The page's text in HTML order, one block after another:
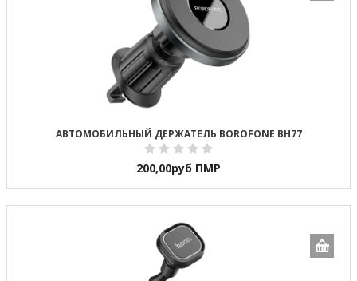
АВТОМОБИЛЬНЫЙ ДЕРЖАТЕЛЬ BOROFONE BH77
200,00руб ПМР